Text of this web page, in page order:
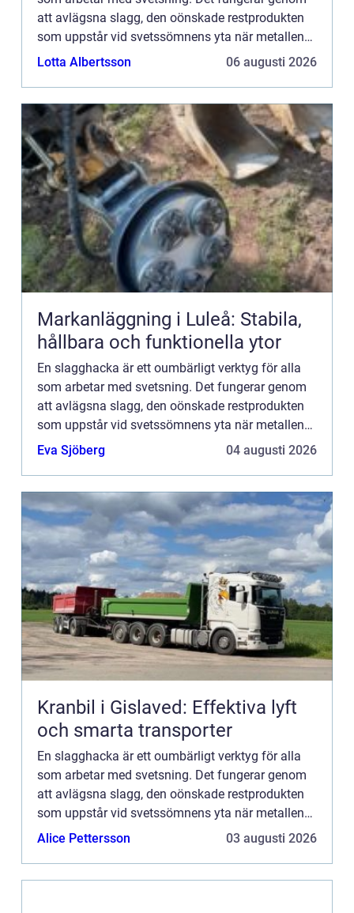
att avlägsna slagg, den oönskade restprodukten
som uppstår vid svetssömnens yta när metallen
smälts. Med r&au...
Lotta Albertsson 06 augusti 2026
Markanläggning i Luleå: Stabila,
hållbara och funktionella ytor
En slagghacka är ett oumbärligt verktyg för alla
som arbetar med svetsning. Det fungerar genom
att avlägsna slagg, den oönskade restprodukten
som uppstår vid svetssömnens yta när metallen
smälts. Med r&au...
Eva Sjöberg 04 augusti 2026
Kranbil i Gislaved: Effektiva lyft
och smarta transporter
En slagghacka är ett oumbärligt verktyg för alla
som arbetar med svetsning. Det fungerar genom
att avlägsna slagg, den oönskade restprodukten
som uppstår vid svetssömnens yta när metallen
smälts. Med r&au...
Alice Pettersson 03 augusti 2026